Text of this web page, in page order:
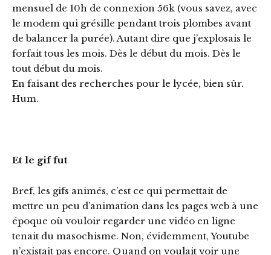
mensuel de 10h de connexion 56k (vous savez, avec
le modem qui grésille pendant trois plombes avant
de balancer la purée). Autant dire que j’explosais le
forfait tous les mois. Dès le début du mois. Dès le
tout début du mois.
En faisant des recherches pour le lycée, bien sûr.
Hum.
Et le gif fut
Bref, les gifs animés, c’est ce qui permettait de
mettre un peu d’animation dans les pages web à une
époque où vouloir regarder une vidéo en ligne
tenait du masochisme. Non, évidemment, Youtube
n’existait pas encore. Quand on voulait voir une